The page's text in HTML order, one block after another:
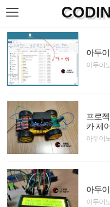
본
문
로
바
로
가
기
아두
아두이
프로
카 제
아두이
아두
아두이
방명록
색